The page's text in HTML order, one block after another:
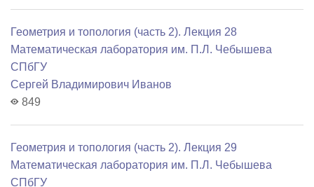
Геометрия и топология (часть 2). Лекция 28
Математичеcкая лаборатория им. П.Л. Чебышева
СПбГУ
Сергей Владимирович Иванов
849
Геометрия и топология (часть 2). Лекция 29
Математичеcкая лаборатория им. П.Л. Чебышева
СПбГУ